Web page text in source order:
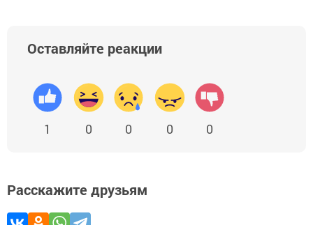
Оставляйте реакции
1 0 0 0 0
Расскажите друзьям